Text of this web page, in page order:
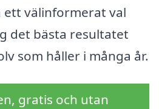
välinformerat val
det bästa resultatet
som håller i många år.
gratis och utan